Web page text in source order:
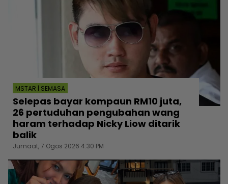
MSTAR | SEMASA
Selepas bayar kompaun RM10 juta,
26 pertuduhan pengubahan wang
haram terhadap Nicky Liow ditarik
balik
Jumaat, 7 Ogos 2026 4:30 PM